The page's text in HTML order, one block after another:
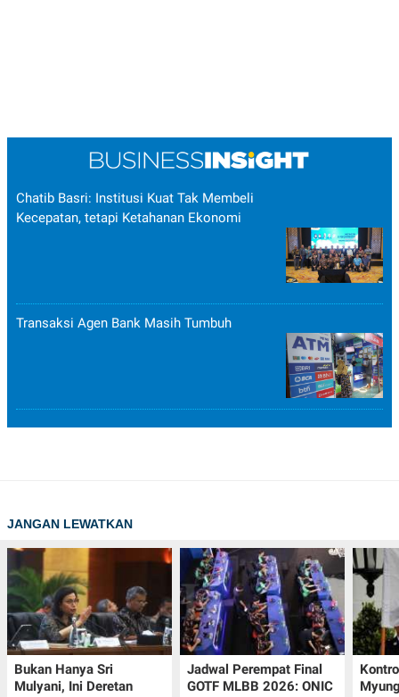
Chatib Basri: Institusi Kuat Tak Membeli
Kecepatan, tetapi Ketahanan Ekonomi
Transaksi Agen Bank Masih Tumbuh
JANGAN LEWATKAN
Bukan Hanya Sri
Mulyani, Ini Deretan
Jadwal Perempat Final
GOTF MLBB 2026: ONIC